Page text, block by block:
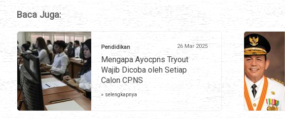
Baca Juga:
Pendidikan 26 Mar 2025
Mengapa Ayocpns Tryout
Wajib Dicoba oleh Setiap
Calon CPNS
» selengkapnya